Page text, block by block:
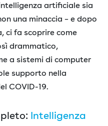
artificiale sia
una minaccia – e dopo
ci fa scoprire come
drammatico,
a sistemi di computer
supporto nella
COVID-19.
Intelligenza